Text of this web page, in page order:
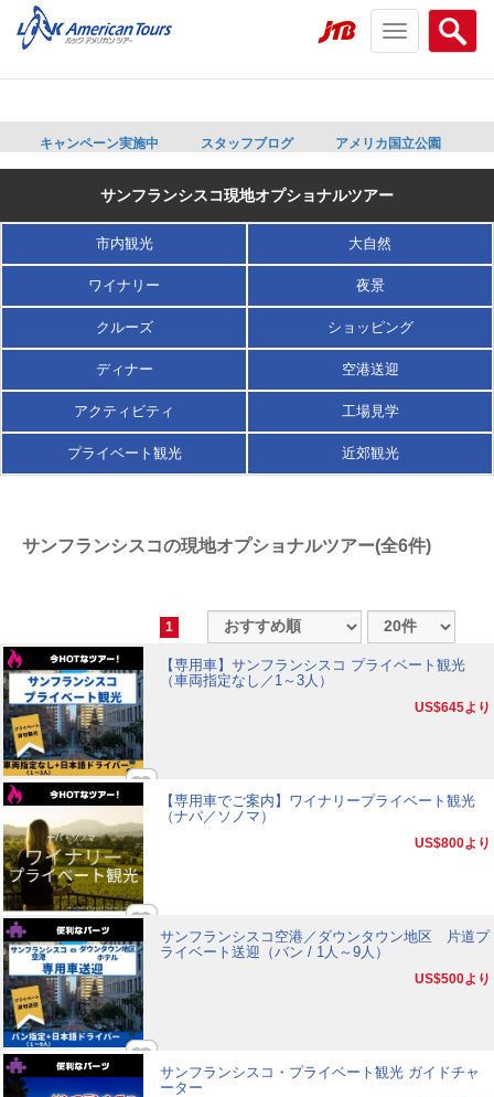
Search
menu
Toggle
navigation
キャンペーン実施中 スタッフブログ アメリカ国立公園
サンフランシスコ現地オプショナルツアー
市内観光 大自然
ワイナリー 夜景
クルーズ ショッピング
ディナー 空港送迎
アクティビティ 工場見学
プライベート観光 近郊観光
サンフランシスコの現地オプショナルツアー(全6件)
1
【専用車】サンフランシスコ プライベート観光
（車両指定なし／1～3人）
US$645より
【専用車でご案内】ワイナリープライベート観光
（ナパ／ソノマ）
US$800より
サンフランシスコ空港／ダウンタウン地区 片道プ
ライベート送迎（バン / 1人～9人）
US$500より
サンフランシスコ・プライベート観光 ガイドチャ
ーター